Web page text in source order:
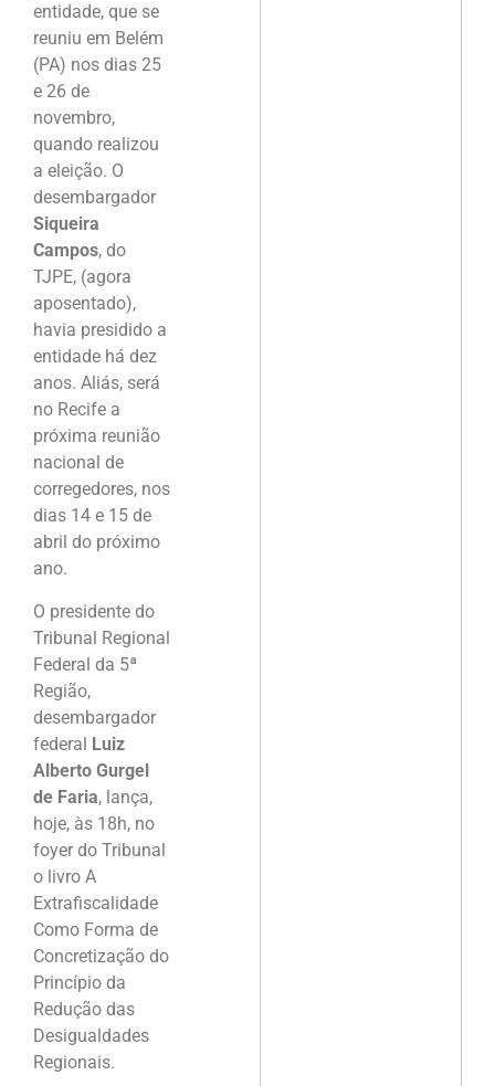
entidade, que se
reuniu em Belém
(PA) nos dias 25
e 26 de
novembro,
quando realizou
a eleição. O
desembargador
Siqueira
Campos, do
TJPE, (agora
aposentado),
havia presidido a
entidade há dez
anos. Aliás, será
no Recife a
próxima reunião
nacional de
corregedores, nos
dias 14 e 15 de
abril do próximo
ano.
O presidente do
Tribunal Regional
Federal da 5ª
Região,
desembargador
federal Luiz
Alberto Gurgel
de Faria, lança,
hoje, às 18h, no
foyer do Tribunal
o livro A
Extrafiscalidade
Como Forma de
Concretização do
Princípio da
Redução das
Desigualdades
Regionais.